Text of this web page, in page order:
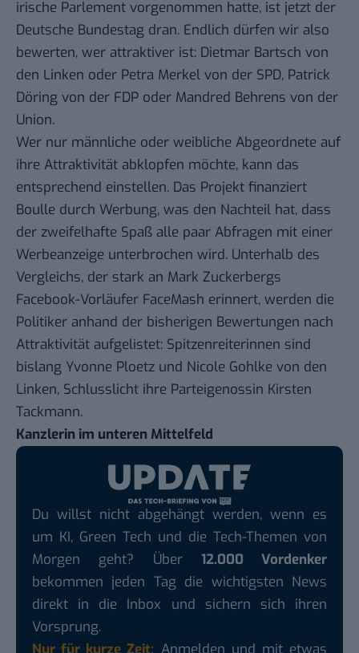
irische Parlement vorgenommen hatte, ist jetzt der
Deutsche Bundestag dran. Endlich dürfen wir also
bewerten, wer attraktiver ist: Dietmar Bartsch von
den Linken oder Petra Merkel von der SPD, Patrick
Döring von der FDP oder Mandred Behrens von der
Union.
Wer nur männliche oder weibliche Abgeordnete auf
ihre Attraktivität abklopfen möchte, kann das
entsprechend einstellen. Das Projekt finanziert
Boulle durch Werbung, was den Nachteil hat, dass
der zweifelhafte Spaß alle paar Abfragen mit einer
Werbeanzeige unterbrochen wird. Unterhalb des
Vergleichs, der stark an Mark Zuckerbergs
Facebook-Vorläufer FaceMash erinnert, werden die
Politiker anhand der bisherigen Bewertungen nach
Attraktivität aufgelistet: Spitzenreiterinnen sind
bislang Yvonne Ploetz und Nicole Gohlke von den
Linken, Schlusslicht ihre Parteigenossin Kirsten
Tackmann.
Kanzlerin im unteren Mittelfeld
Du willst nicht abgehängt werden, wenn es
um KI, Green Tech und die Tech-Themen von
Morgen geht? Über 12.000 Vordenker
bekommen jeden Tag die wichtigsten News
direkt in die Inbox und sichern sich ihren
Vorsprung.